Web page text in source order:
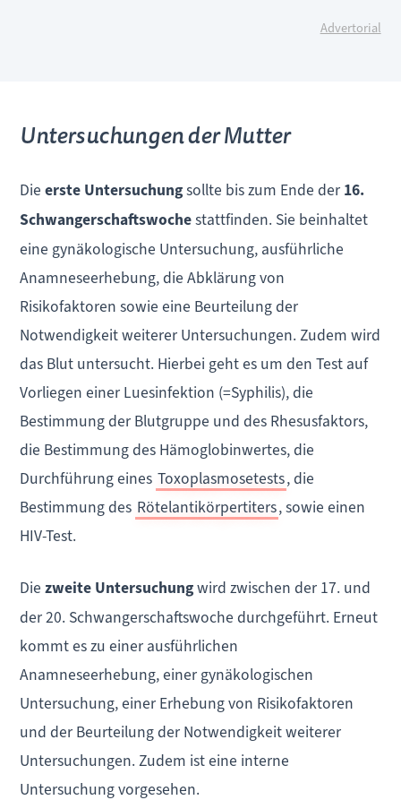
Advertorial
Untersuchungen der Mutter
Dieerste Untersuchungsollte bis zum Ende der 16.
Schwangerschaftswochestattfinden. Sie beinhaltet
eine gynäkologische Untersuchung, ausführliche
Anamneseerhebung, die Abklärung von
Risikofaktoren sowie eine Beurteilung der
Notwendigkeit weiterer Untersuchungen. Zudem wird
das Blut untersucht. Hierbei geht es um den Test auf
Vorliegen einer Luesinfektion (=Syphilis), die
Bestimmung der Blutgruppe und des Rhesusfaktors,
die Bestimmung des Hämoglobinwertes, die
Durchführung eines Toxoplasmosetests, die
Bestimmung des Rötelantikörpertiters, sowie einen
HIV-Test.
Diezweite Untersuchungwird zwischen der 17. und
der 20. Schwangerschaftswoche durchgeführt. Erneut
kommt es zu einer ausführlichen
Anamneseerhebung, einer gynäkologischen
Untersuchung, einer Erhebung von Risikofaktoren
und der Beurteilung der Notwendigkeit weiterer
Untersuchungen. Zudem ist eine interne
Untersuchung vorgesehen.